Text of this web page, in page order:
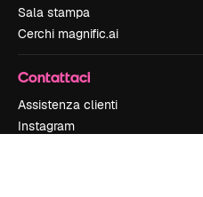
Sala stampa
Cerchi magnific.ai
Contattaci
Assistenza clienti
Instagram